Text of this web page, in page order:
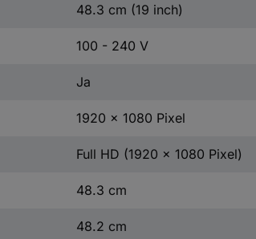
48.3 cm (19 inch)
100 - 240 V
Ja
1920 x 1080 Pixel
Full HD (1920 x 1080 Pixel)
48.3 cm
48.2 cm